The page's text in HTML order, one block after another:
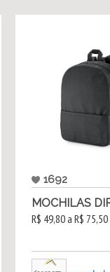
1692
MOCHILAS
R$ 49,80 a R$ 75,50